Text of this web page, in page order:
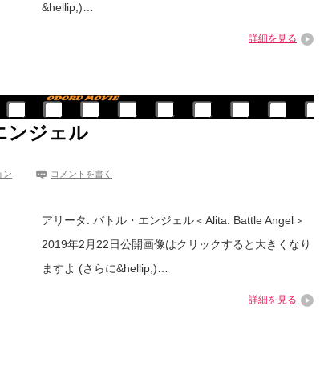
&hellip;)…
詳細を見る
ンジェル
ン コメントを書く
アリータ: バトル・エンジェル＜Alita: Battle Angel＞
2019年2月22日公開画像はクリックすると大きくなり
ますよ (さらに&hellip;)…
詳細を見る